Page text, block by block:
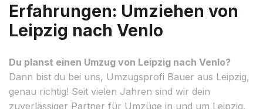
Erfahrungen: Umziehen von
Leipzig nach Venlo
Du planst einen Umzug von Leipzig nach Venlo?
Dann bist du bei uns, Umzugsprofi Bauer aus Leipzig,
genau richtig! Seit vielen Jahren sind wir dein
zuverlässiger Partner für Umzüge in und um Leipzig.